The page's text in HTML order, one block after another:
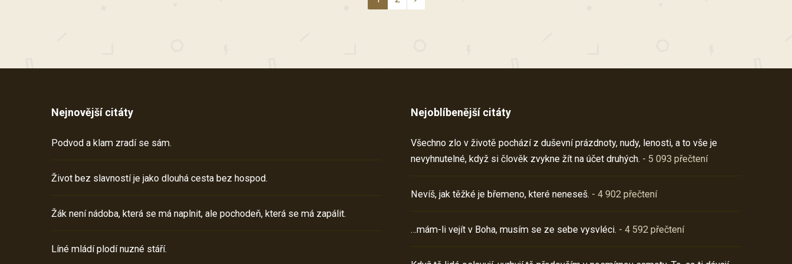
Nejnovější citáty
Podvod a klam zradí se sám.
Život bez slavností je jako dlouhá cesta bez hospod.
Žák není nádoba, která se má naplnit, ale pochodeň, která se má zapálit.
Líné mládí plodí nuzné stáří.
Nejoblíbenější citáty
Všechno zlo v životě pochází z duševní prázdnoty, nudy, lenosti, a to vše je
nevyhnutelné, když si člověk zvykne žít na účet druhých. - 5 093 přečtení
Nevíš, jak těžké je břemeno, které neneseš. - 4 902 přečtení
…mám-li vejít v Boha, musím se ze sebe vysvléci. - 4 592 přečtení